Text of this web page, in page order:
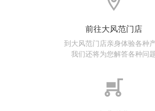
前往大风范门店
到大风范门店亲身体验各种
我们还将为您解答各种问